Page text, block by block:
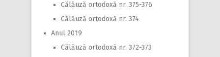
Călăuză ortodoxă nr. 375-376
Călăuză ortodoxă nr. 374
Anul 2019
Călăuză ortodoxă nr. 372-373